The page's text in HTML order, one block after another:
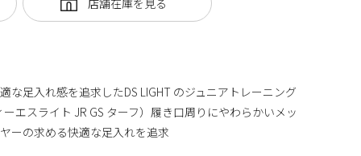
な足入れ感を追求したDS LIGHT のジュニアトレーニング
ーエスライト JR GS ターフ）履き口周りにやわらかいメッ
ーの求める快適な足入れを追求